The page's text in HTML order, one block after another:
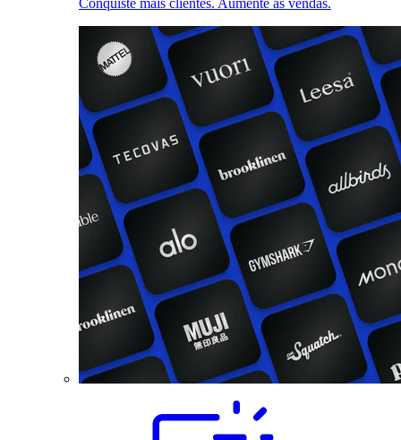
Conquiste mais clientes. Aumente as vendas.